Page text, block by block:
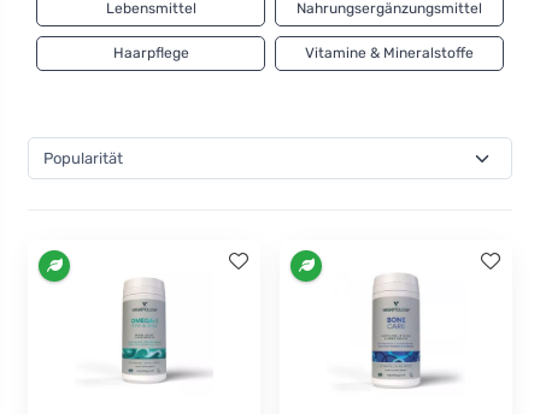
Lebensmittel Nahrungsergänzungsmittel
Haarpflege Vitamine & Mineralstoffe